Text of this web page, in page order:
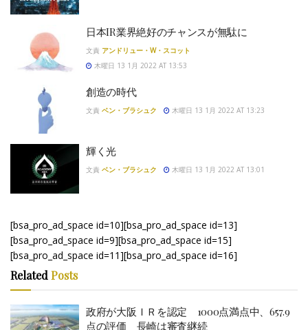
日本IR業界絶好のチャンスが無駄に
文責 アンドリュー・W・スコット
木曜日 13 1月 2022 AT 13:53
創造の時代
文責 ベン・ブラシュク 木曜日 13 1月 2022 AT 13:23
輝く光
文責 ベン・ブラシュク 木曜日 13 1月 2022 AT 13:01
[bsa_pro_ad_space id=10][bsa_pro_ad_space id=13]
[bsa_pro_ad_space id=9][bsa_pro_ad_space id=15]
[bsa_pro_ad_space id=11][bsa_pro_ad_space id=16]
Related Posts
政府が大阪ＩＲを認定 1000点満点中、657.9
点の評価 長崎は審査継続